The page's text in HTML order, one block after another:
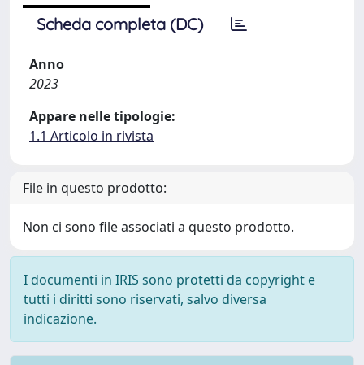
Scheda completa (DC)
Anno
2023
Appare nelle tipologie:
1.1 Articolo in rivista
File in questo prodotto:
Non ci sono file associati a questo prodotto.
I documenti in IRIS sono protetti da copyright e
tutti i diritti sono riservati, salvo diversa
indicazione.